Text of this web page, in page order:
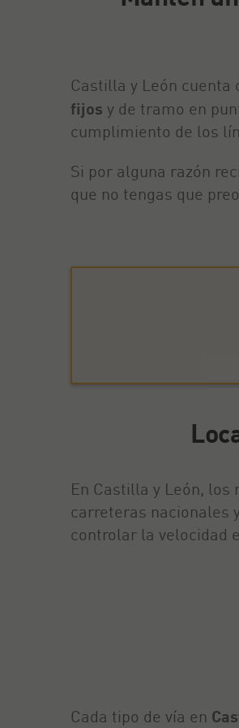
Castilla y León cuenta
fijos y de tramo en
cumplimiento de los
Si por alguna razón
que no tengas que
En Castilla y León,
carreteras nacionales
controlar la velocidad
Cada tipo de vía en